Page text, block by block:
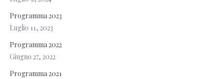
Programma 2023
Luglio 11, 2023
Programma 2022
Giugno 27, 2022
Programma 2021